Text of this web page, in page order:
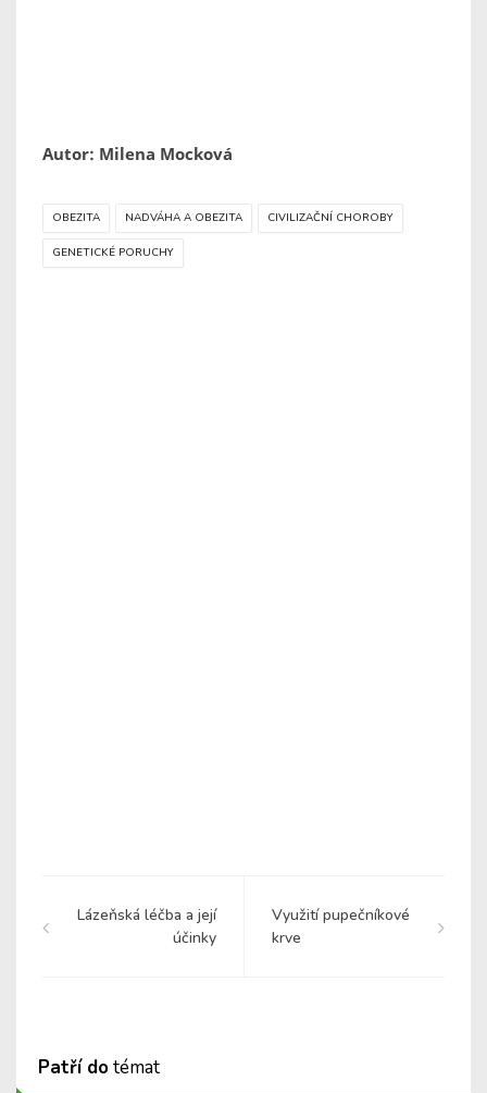
Autor: Milena Mocková
OBEZITA NADVÁHA A OBEZITA CIVILIZAČNÍ CHOROBY
GENETICKÉ PORUCHY
Lázeňská léčba a její
účinky
Využití pupečníkové
krve
Patří dotémat